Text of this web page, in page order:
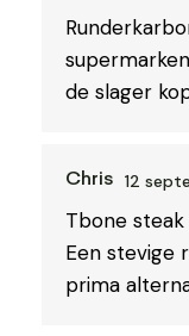
de slager
Chris 12
Tbone
Een stevige
prima